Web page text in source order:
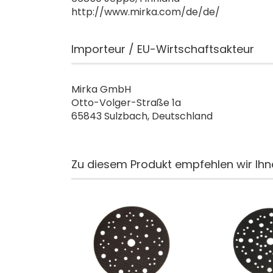
http://www.mirka.com/de/de/
Importeur / EU-Wirtschaftsakteur
Mirka GmbH
Otto-Volger-Straße 1a
65843 Sulzbach, Deutschland
Zu diesem Produkt empfehlen wir